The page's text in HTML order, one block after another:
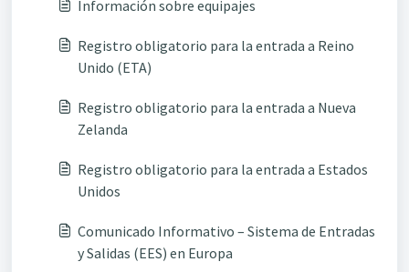
Información sobre equipajes
Registro obligatorio para la entrada a Reino
Unido (ETA)
Registro obligatorio para la entrada a Nueva
Zelanda
Registro obligatorio para la entrada a Estados
Unidos
Comunicado Informativo – Sistema de Entradas
y Salidas (EES) en Europa